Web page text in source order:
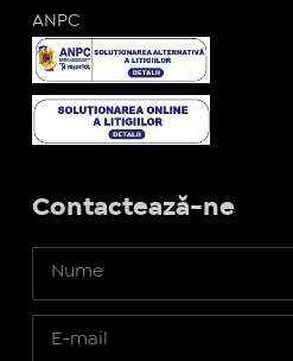
ANPC
Contactează-ne